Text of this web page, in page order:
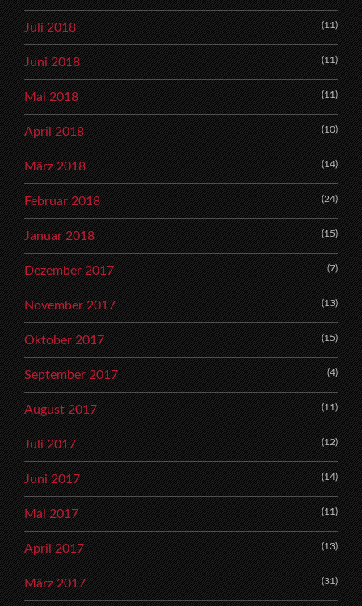
Juli 2018 (11)
Juni 2018 (11)
Mai 2018 (11)
April 2018 (10)
März 2018 (14)
Februar 2018 (24)
Januar 2018 (15)
Dezember 2017 (7)
November 2017 (13)
Oktober 2017 (15)
September 2017 (4)
August 2017 (11)
Juli 2017 (12)
Juni 2017 (14)
Mai 2017 (11)
April 2017 (13)
März 2017 (31)